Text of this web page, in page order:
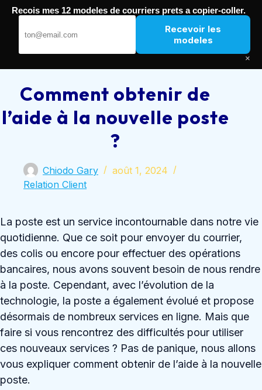
Passer
Comment obtenir de
l’aide à la nouvelle poste
?
Chiodo Gary
août 1, 2024
Relation Client
La poste est un service incontournable dans notre vie
quotidienne. Que ce soit pour envoyer du courrier,
des colis ou encore pour effectuer des opérations
bancaires, nous avons souvent besoin de nous rendre
à la poste. Cependant, avec l’évolution de la
technologie, la poste a également évolué et propose
désormais de nombreux services en ligne. Mais que
faire si vous rencontrez des difficultés pour utiliser
ces nouveaux services ? Pas de panique, nous allons
vous expliquer comment obtenir de l’aide à la nouvelle
poste.
Recois mes 12 modeles de courriers prets a copier-coller.
Recevoir les
modeles
×